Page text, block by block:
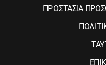
ΠΡΟΣΤΑΣΙΑ